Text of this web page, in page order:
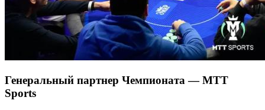
Генеральный партнер Чемпионата — MTT
Sports